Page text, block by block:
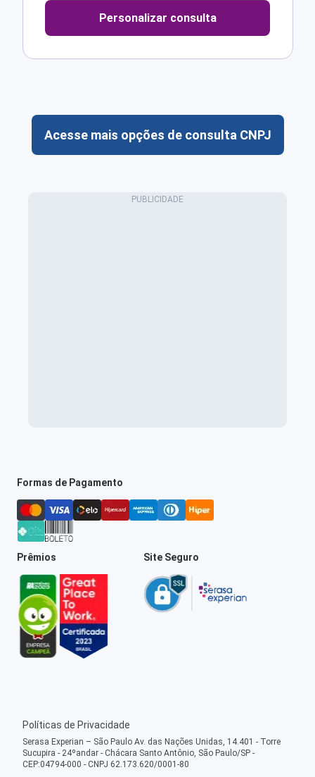
Personalizar consulta
Acesse mais opções de consulta CNPJ
Formas de Pagamento
Prêmios Site Seguro
Políticas de Privacidade
Serasa Experian – São Paulo Av. das Nações Unidas, 14.401 - Torre
Sucupira - 24ºandar - Chácara Santo Antônio, São Paulo/SP -
CEP:04794-000 - CNPJ 62.173.620/0001-80